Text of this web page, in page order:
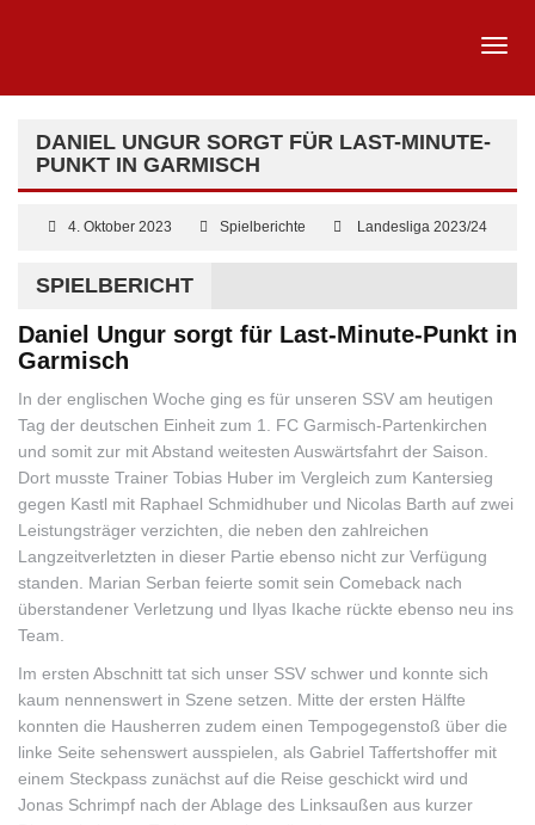
DANIEL UNGUR SORGT FÜR LAST-MINUTE-
PUNKT IN GARMISCH
4. Oktober 2023 Spielberichte Landesliga 2023/24
SPIELBERICHT
Daniel Ungur sorgt für Last-Minute-Punkt in
Garmisch
In der englischen Woche ging es für unseren SSV am heutigen
Tag der deutschen Einheit zum 1. FC Garmisch-Partenkirchen
und somit zur mit Abstand weitesten Auswärtsfahrt der Saison.
Dort musste Trainer Tobias Huber im Vergleich zum Kantersieg
gegen Kastl mit Raphael Schmidhuber und Nicolas Barth auf zwei
Leistungsträger verzichten, die neben den zahlreichen
Langzeitverletzten in dieser Partie ebenso nicht zur Verfügung
standen. Marian Serban feierte somit sein Comeback nach
überstandener Verletzung und Ilyas Ikache rückte ebenso neu ins
Team.
Im ersten Abschnitt tat sich unser SSV schwer und konnte sich
kaum nennenswert in Szene setzen. Mitte der ersten Hälfte
konnten die Hausherren zudem einen Tempogegenstoß über die
linke Seite sehenswert ausspielen, als Gabriel Taffertshoffer mit
einem Steckpass zunächst auf die Reise geschickt wird und
Jonas Schrimpf nach der Ablage des Linksaußen aus kurzer